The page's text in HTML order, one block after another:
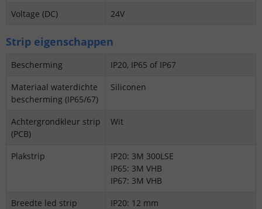
Voltage (DC)
24V
Strip eigenschappen
Bescherming
IP20, IP65 of IP67
Materiaal waterdichte
bescherming (IP65/67)
Siliconen
Achtergrondkleur strip
(PCB)
Wit
Plakstrip
IP20: 3M 300LSE
IP65: 3M VHB
IP67: 3M VHB
Breedte led strip
IP20: 12 mm